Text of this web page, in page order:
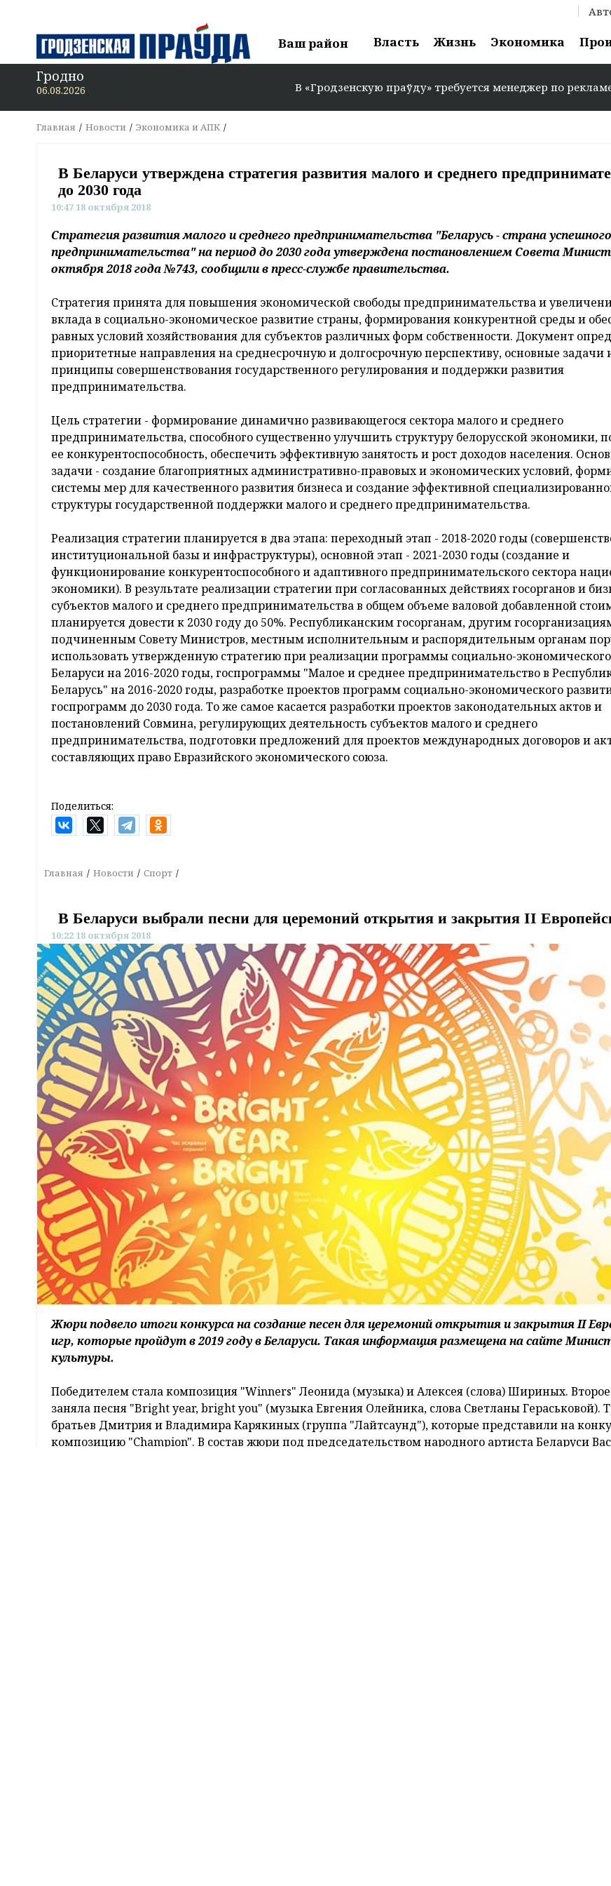
Ваш район Власть Жизнь Экономика
Гродно
06.08.2026 В «Гродзенскую праўду» требуется менеджер по рекламе:
Главная Новости Экономика и АПК
В Беларуси утверждена стратегия развития малого и среднего
до 2030 года
10:47 18 октября 2018
Стратегия развития малого и среднего предпринимательства "Беларусь - страна успешного
предпринимательства" на период до 2030 года утверждена постановлением Совета
октября 2018 года №743, сообщили в пресс-службе правительства.
Стратегия принята для повышения экономической свободы предпринимательства и
вклада в социально-экономическое развитие страны, формирования конкурентной среды и
равных условий хозяйствования для субъектов различных форм собственности. Документ
приоритетные направления на среднесрочную и долгосрочную перспективу, основные задачи
принципы совершенствования государственного регулирования и поддержки развития
предпринимательства.
Цель стратегии - формирование динамично развивающегося сектора малого и среднего
предпринимательства, способного существенно улучшить структуру белорусской экономики,
ее конкурентоспособность, обеспечить эффективную занятость и рост доходов населения.
задачи - создание благоприятных административно-правовых и экономических условий,
системы мер для качественного развития бизнеса и создание эффективной
структуры государственной поддержки малого и среднего предпринимательства.
Реализация стратегии планируется в два этапа: переходный этап - 2018-2020 годы
институциональной базы и инфраструктуры), основной этап - 2021-2030 годы (создание и
функционирование конкурентоспособного и адаптивного предпринимательского сектора
экономики). В результате реализации стратегии при согласованных действиях госорганов и
субъектов малого и среднего предпринимательства в общем объеме валовой добавленной
планируется довести к 2030 году до 50%. Республиканским госорганам, другим
подчиненным Совету Министров, местным исполнительным и распорядительным органам
использовать утвержденную стратегию при реализации программы социально-
Беларуси на 2016-2020 годы, госпрограммы "Малое и среднее предпринимательство в
Беларусь" на 2016-2020 годы, разработке проектов программ социально-экономического
госпрограмм до 2030 года. То же самое касается разработки проектов законодательных актов и
постановлений Совмина, регулирующих деятельность субъектов малого и среднего
предпринимательства, подготовки предложений для проектов международных договоров и
составляющих право Евразийского экономического союза.
Поделиться:
Главная Новости Спорт
В Беларуси выбрали песни для церемоний открытия и закрытия ІІ
10:22 18 октября 2018
Жюри подвело итоги конкурса на создание песен для церемоний открытия и закрытия ІІ
игр, которые пройдут в 2019 году в Беларуси. Такая информация размещена на сайте
культуры.
Победителем стала композиция "Winners" Леонида (музыка) и Алексея (слова) Шириных.
заняла песня "Bright year, bright you" (музыка Евгения Олейника, слова Светланы Гераськовой).
братьев Дмитрия и Владимира Карякиных (группа "Лайтсаунд"), которые представили на
композицию "Champion". В состав жюри под председательством народного артиста Беларуси